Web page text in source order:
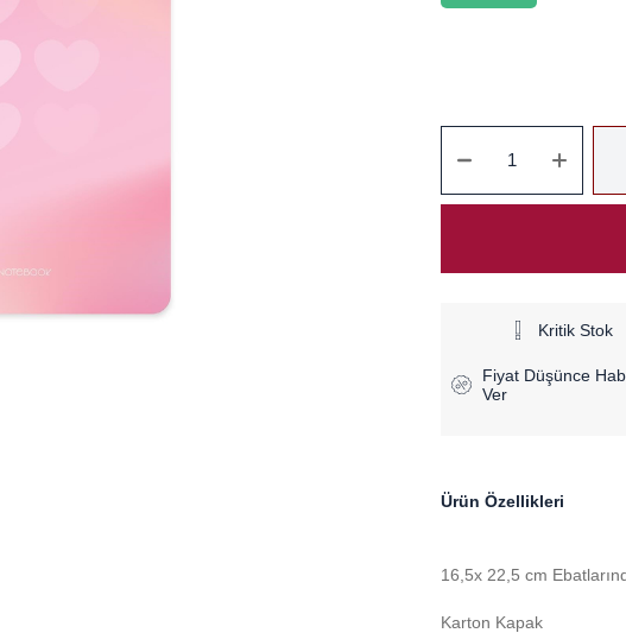
Kritik Stok
Fiyat Düşünce
Ver
Ürün Özellikleri
16,5x 22,5 cm
Karton Kapak